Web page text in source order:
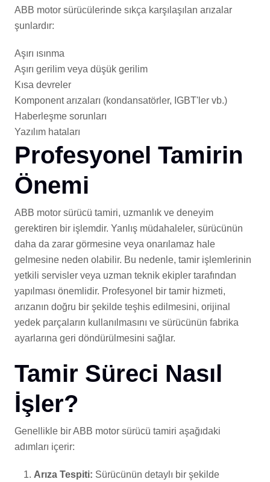
ABB motor sürücülerinde sıkça karşılaşılan arızalar
şunlardır:
Aşırı ısınma
Aşırı gerilim veya düşük gerilim
Kısa devreler
Komponent arızaları (kondansatörler, IGBT'ler vb.)
Haberleşme sorunları
Yazılım hataları
Profesyonel Tamirin
Önemi
ABB motor sürücü tamiri, uzmanlık ve deneyim
gerektiren bir işlemdir. Yanlış müdahaleler, sürücünün
daha da zarar görmesine veya onarılamaz hale
gelmesine neden olabilir. Bu nedenle, tamir işlemlerinin
yetkili servisler veya uzman teknik ekipler tarafından
yapılması önemlidir. Profesyonel bir tamir hizmeti,
arızanın doğru bir şekilde teşhis edilmesini, orijinal
yedek parçaların kullanılmasını ve sürücünün fabrika
ayarlarına geri döndürülmesini sağlar.
Tamir Süreci Nasıl
İşler?
Genellikle bir ABB motor sürücü tamiri aşağıdaki
adımları içerir:
Arıza Tespiti: Sürücünün detaylı bir şekilde